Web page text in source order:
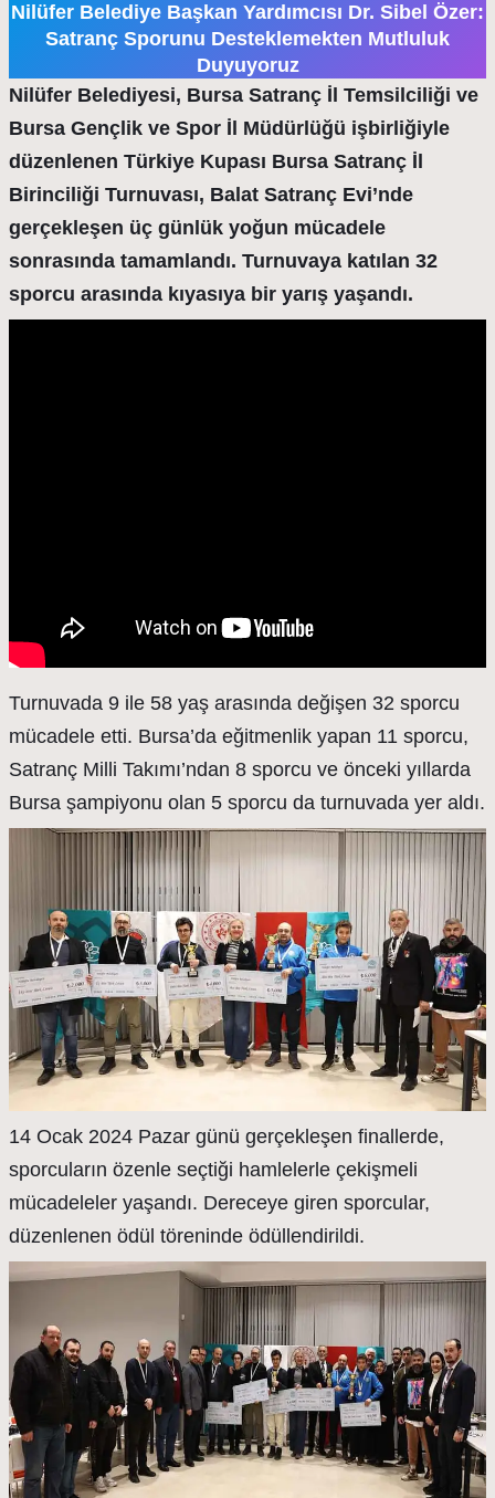
Nilüfer Belediye Başkan Yardımcısı Dr. Sibel Özer:
Satranç Sporunu Desteklemekten Mutluluk
Duyuyoruz
Nilüfer Belediyesi, Bursa Satranç İl Temsilciliği ve
Bursa Gençlik ve Spor İl Müdürlüğü işbirliğiyle
düzenlenen Türkiye Kupası Bursa Satranç İl
Birinciliği Turnuvası, Balat Satranç Evi’nde
gerçekleşen üç günlük yoğun mücadele
sonrasında tamamlandı. Turnuvaya katılan 32
sporcu arasında kıyasıya bir yarış yaşandı.
Turnuvada 9 ile 58 yaş arasında değişen 32 sporcu
mücadele etti. Bursa’da eğitmenlik yapan 11 sporcu,
Satranç Milli Takımı’ndan 8 sporcu ve önceki yıllarda
Bursa şampiyonu olan 5 sporcu da turnuvada yer aldı.
14 Ocak 2024 Pazar günü gerçekleşen finallerde,
sporcuların özenle seçtiği hamlelerle çekişmeli
mücadeleler yaşandı. Dereceye giren sporcular,
düzenlenen ödül töreninde ödüllendirildi.